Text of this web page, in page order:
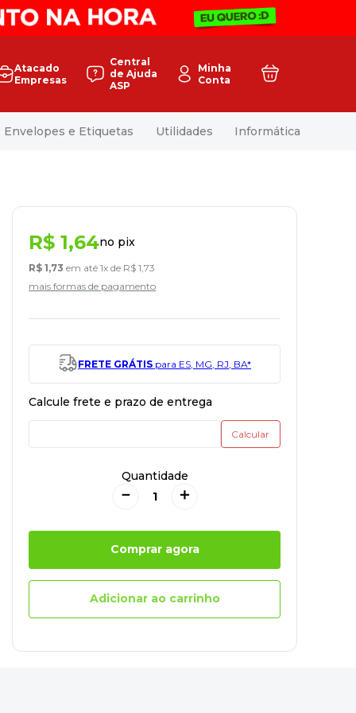
Atacado
Empresas
Central
de Ajuda
ASP
Minha
Conta
Envelopes e Etiquetas Utilidades Informática
R$ 1,64no pix
R$ 1,73 em até1x de R$ 1 ,73
mais formas de pagamento
FRETE GRÁTIS para ES, MG, RJ, BA*
Quantidade
＋
－
Comprar agora
Adicionar ao carrinho